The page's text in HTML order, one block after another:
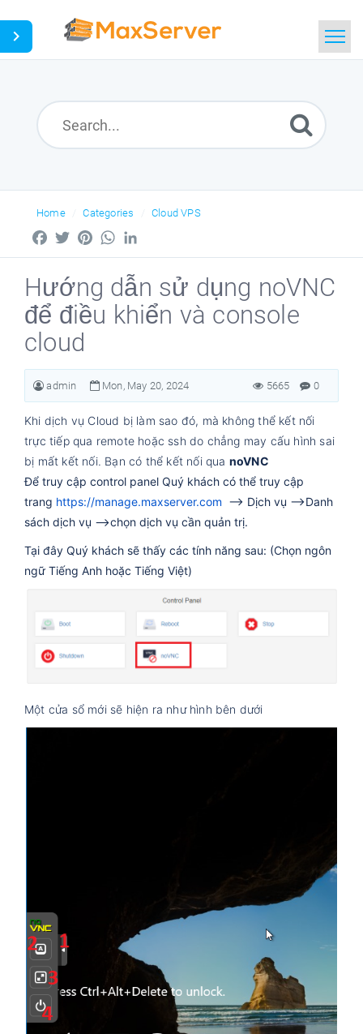
Home Categories Cloud VPS
FacebookTwitterPinterestWhatsApp
Hướng dẫn sử dụng noVNC
để điều khiển và console
cloud
admin Mon, May 20, 2024 0
5665
Khi dịch vụ Cloud bị làm sao đó, mà không thể kết nối
trực tiếp qua remote hoặc ssh do chẳng may cấu hình sai
bị mất kết nối. Bạn có thể kết nối qua noVNC
Để truy cập control panel Quý khách có thể truy cập
trang https://manage.maxserver.com --> Dịch vụ -->Danh
sách dịch vụ -->chọn dịch vụ cần quản trị.
Tại đây Quý khách sẽ thấy các tính năng sau: (Chọn ngôn
ngữ Tiếng Anh hoặc Tiếng Việt)
Một cửa sổ mới sẽ hiện ra như hình bên dưới